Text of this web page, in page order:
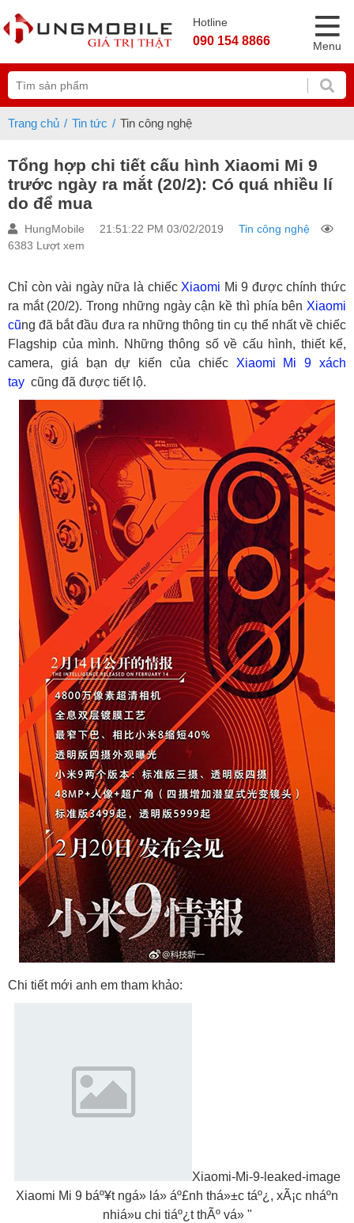
Hotline
090 154 8866 Menu
Trang chủ Tin tức Tin công nghệ
Tổng hợp chi tiết cấu hình Xiaomi Mi 9
trước ngày ra mắt (20/2): Có quá nhiều lí
do để mua
HungMobile 21:51:22 PM 03/02/2019
Tin công nghệ
6383 Lượt xem
Chỉ còn vài ngày nữa là chiếc Xiaomi Mi 9 được chính thức
ra mắt (20/2). Trong những ngày cận kề thì phía bên Xiaomi
cũng đã bắt đầu đưa ra những thông tin cụ thể nhất về chiếc
Flagship của mình. Những thông số về cấu hình, thiết kế,
camera, giá bạn dự kiến của chiếc Xiaomi Mi 9 xách
tay cũng đã được tiết lộ.
Chi tiết mới anh em tham khảo:
Xiaomi-Mi-9-leaked-image
Xiaomi Mi 9 báº¥t ngá» lá» áº£nh thá»±c táº¿, xÃ¡c nháº­n
nhiá»u chi tiáº¿t thÃº vá» "